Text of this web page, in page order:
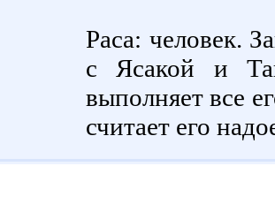
Раса: человек.
с Ясакой и
выполняет все
считает его